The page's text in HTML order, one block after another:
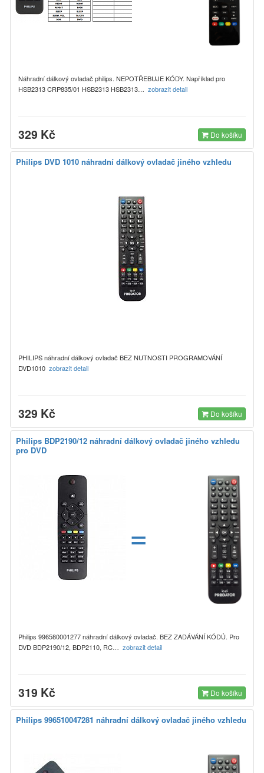
Náhradní dálkový ovladač philips. NEPOTŘEBUJE KÓDY. Například pro
HSB2313 CRP835/01 HSB2313 HSB2313… zobrazit detail
329 Kč Do košíku
Philips DVD 1010 náhradní dálkový ovladač jiného vzhledu
PHILIPS náhradní dálkový ovladač BEZ NUTNOSTI PROGRAMOVÁNÍ
DVD1010 zobrazit detail
329 Kč Do košíku
Philips BDP2190/12 náhradní dálkový ovladač jiného vzhledu
pro DVD
=
Philips 996580001277 náhradní dálkový ovladač. BEZ ZADÁVÁNÍ KÓDŮ. Pro
DVD BDP2190/12, BDP2110, RC… zobrazit detail
319 Kč Do košíku
Philips 996510047281 náhradní dálkový ovladač jiného vzhledu